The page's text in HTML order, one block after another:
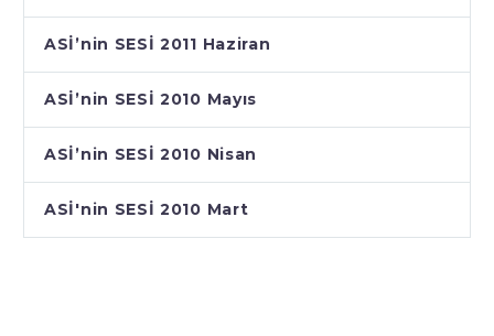
ASİ’nin SESİ 2011 Haziran
ASİ’nin SESİ 2010 Mayıs
ASİ’nin SESİ 2010 Nisan
ASİ'nin SESİ 2010 Mart